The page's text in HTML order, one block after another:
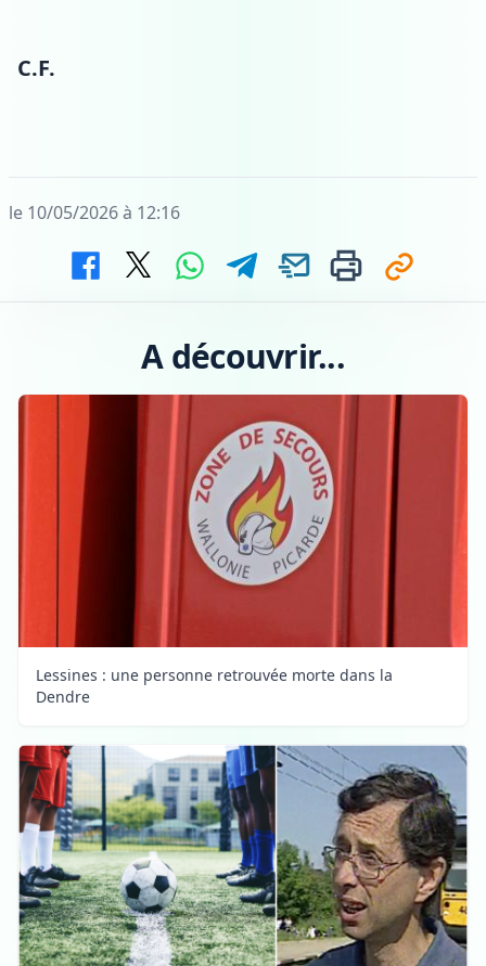
C.F.
le 10/05/2026 à 12:16
A découvrir...
Lessines : une personne retrouvée morte dans la
Dendre